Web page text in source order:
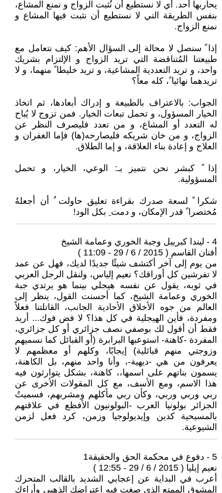
يحاربها أحد. أي لا نستطيع أن نُثبت الزواج و نمنع المشاع،
بنفس الطريقة التي لا نستطيع أن نثبت فيها المشاع و
نمنع الزواج.
إذا ً سنصل لا محالة إلى السؤال الأهم: كيف نتعامل مع
طبيعتنا المُتناقضة التي تريد الزواج و الإلتزام بشريك
واحد، و تريد التعددية المشاعية، و تريد خليطا ً منهما، و لا
تريدهما نهائيا ً، كله معاً؟
الجواب: بالاعتراف بالطبيعة و إدراك أبعادها، ثم اتخاذ
الخيار المسؤول، و تحمل تبعات الخيار. فمن تزوج لا يُباح
له التعدد أو المشاع، و من تعدد فليصرف النظر عن
الزواج، و من خان شريكه فليصارحه(ها) فإما الغفران و
العلاج و إعادة بناء العلاقة، و إما الطلاق.
إذا ً كبشر نحن نتميز بـ: الوعي، الخيار، و تحمل
المسؤولية.
شكرا ً لسعة صدرك بقراءة تعليق حاولت ُ أن أجعلهُ
مُختصرا ً قدر الإمكان، و دمت ِ بكل الود!
4 - ليندا كبرييل وجبة الخوري وعمامة الشيخ
أفنان القاسم ( 2015 / 6 / 29 - 11:09 )
من يوم إلى آخر أكتشف شيئًا جديدًا لديك، فهل عن عمد
لا تفرشين كل أوراقك؟ نعيم إلياس، ولنقل الرجل العربي
في ثوبه، يقول عن نفسه هيجلي بينما هو يرتدي جبة
الخوري وعمامة الشيخ، كما أحسنت القول، ينظر إلى
العالم من جوه الأخلاق الأحادية الجانب، القاتلتنا فعلاً
ومفردة، فأين الهيجلية في كل هذا؟ لا فض فوك... أريد
فقط أن أقول لك بوصفي نصف جزائري أو كل جزائري،
المفردة -كاهنة- استوعبها البرابرة (أو القبائل كما نسميهم
وزوجتي منهم قبائلية) إيجابًا، وكلهم أو معظمهم لا
يعرفون من هي -ديهية-، وأنا واحد منهم، بل الكاهنة،
يسمون بناتهم على اسمها،، كاهنة، بشكل يتوارثون فيه
هذا الاسم، ومع الأسف، مع كل المقولات الأخرى عن
ربي وربي وربي، وكأن ربي مأكلهم ومشربهم، فسميتُ
الجزائر بولونيا العرب -البولونيون الأفظع في علاقتهم
بالمسيحية كدين وإيديولوجيا وزمن، كرد فعل لزمن
الشيوعية.
5 - دفوع في محكمة الحق والحقيقة1
نعيم إيليا ( 2015 / 6 / 29 - 12:55 )
أعرب في البداية عن إعجابي الشديد بالقالب المتحرك
المشوق الممتع الذي صغت فيه اعتراضك الذهبي وأراءك